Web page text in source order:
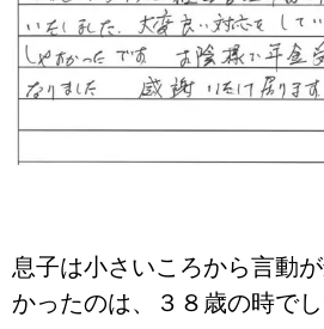
息子は小さいころから言動
かったのは、３８歳の時でし